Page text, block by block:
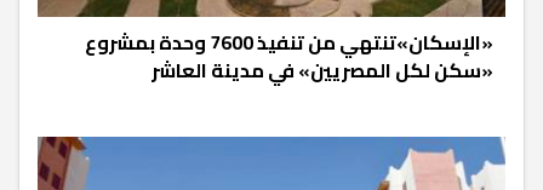
«الإسكان»تنتهي من تنفيذ 7600 وحدة بمشروع
«سكن لكل المصريين» في مدينة العاشر